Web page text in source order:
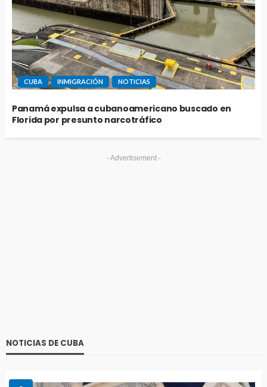
CUBA INMIGRACIÓN NOTICIAS
Panamá expulsa a cubanoamericano buscado en
Florida por presunto narcotráfico
- Advertisement -
NOTICIAS DE CUBA